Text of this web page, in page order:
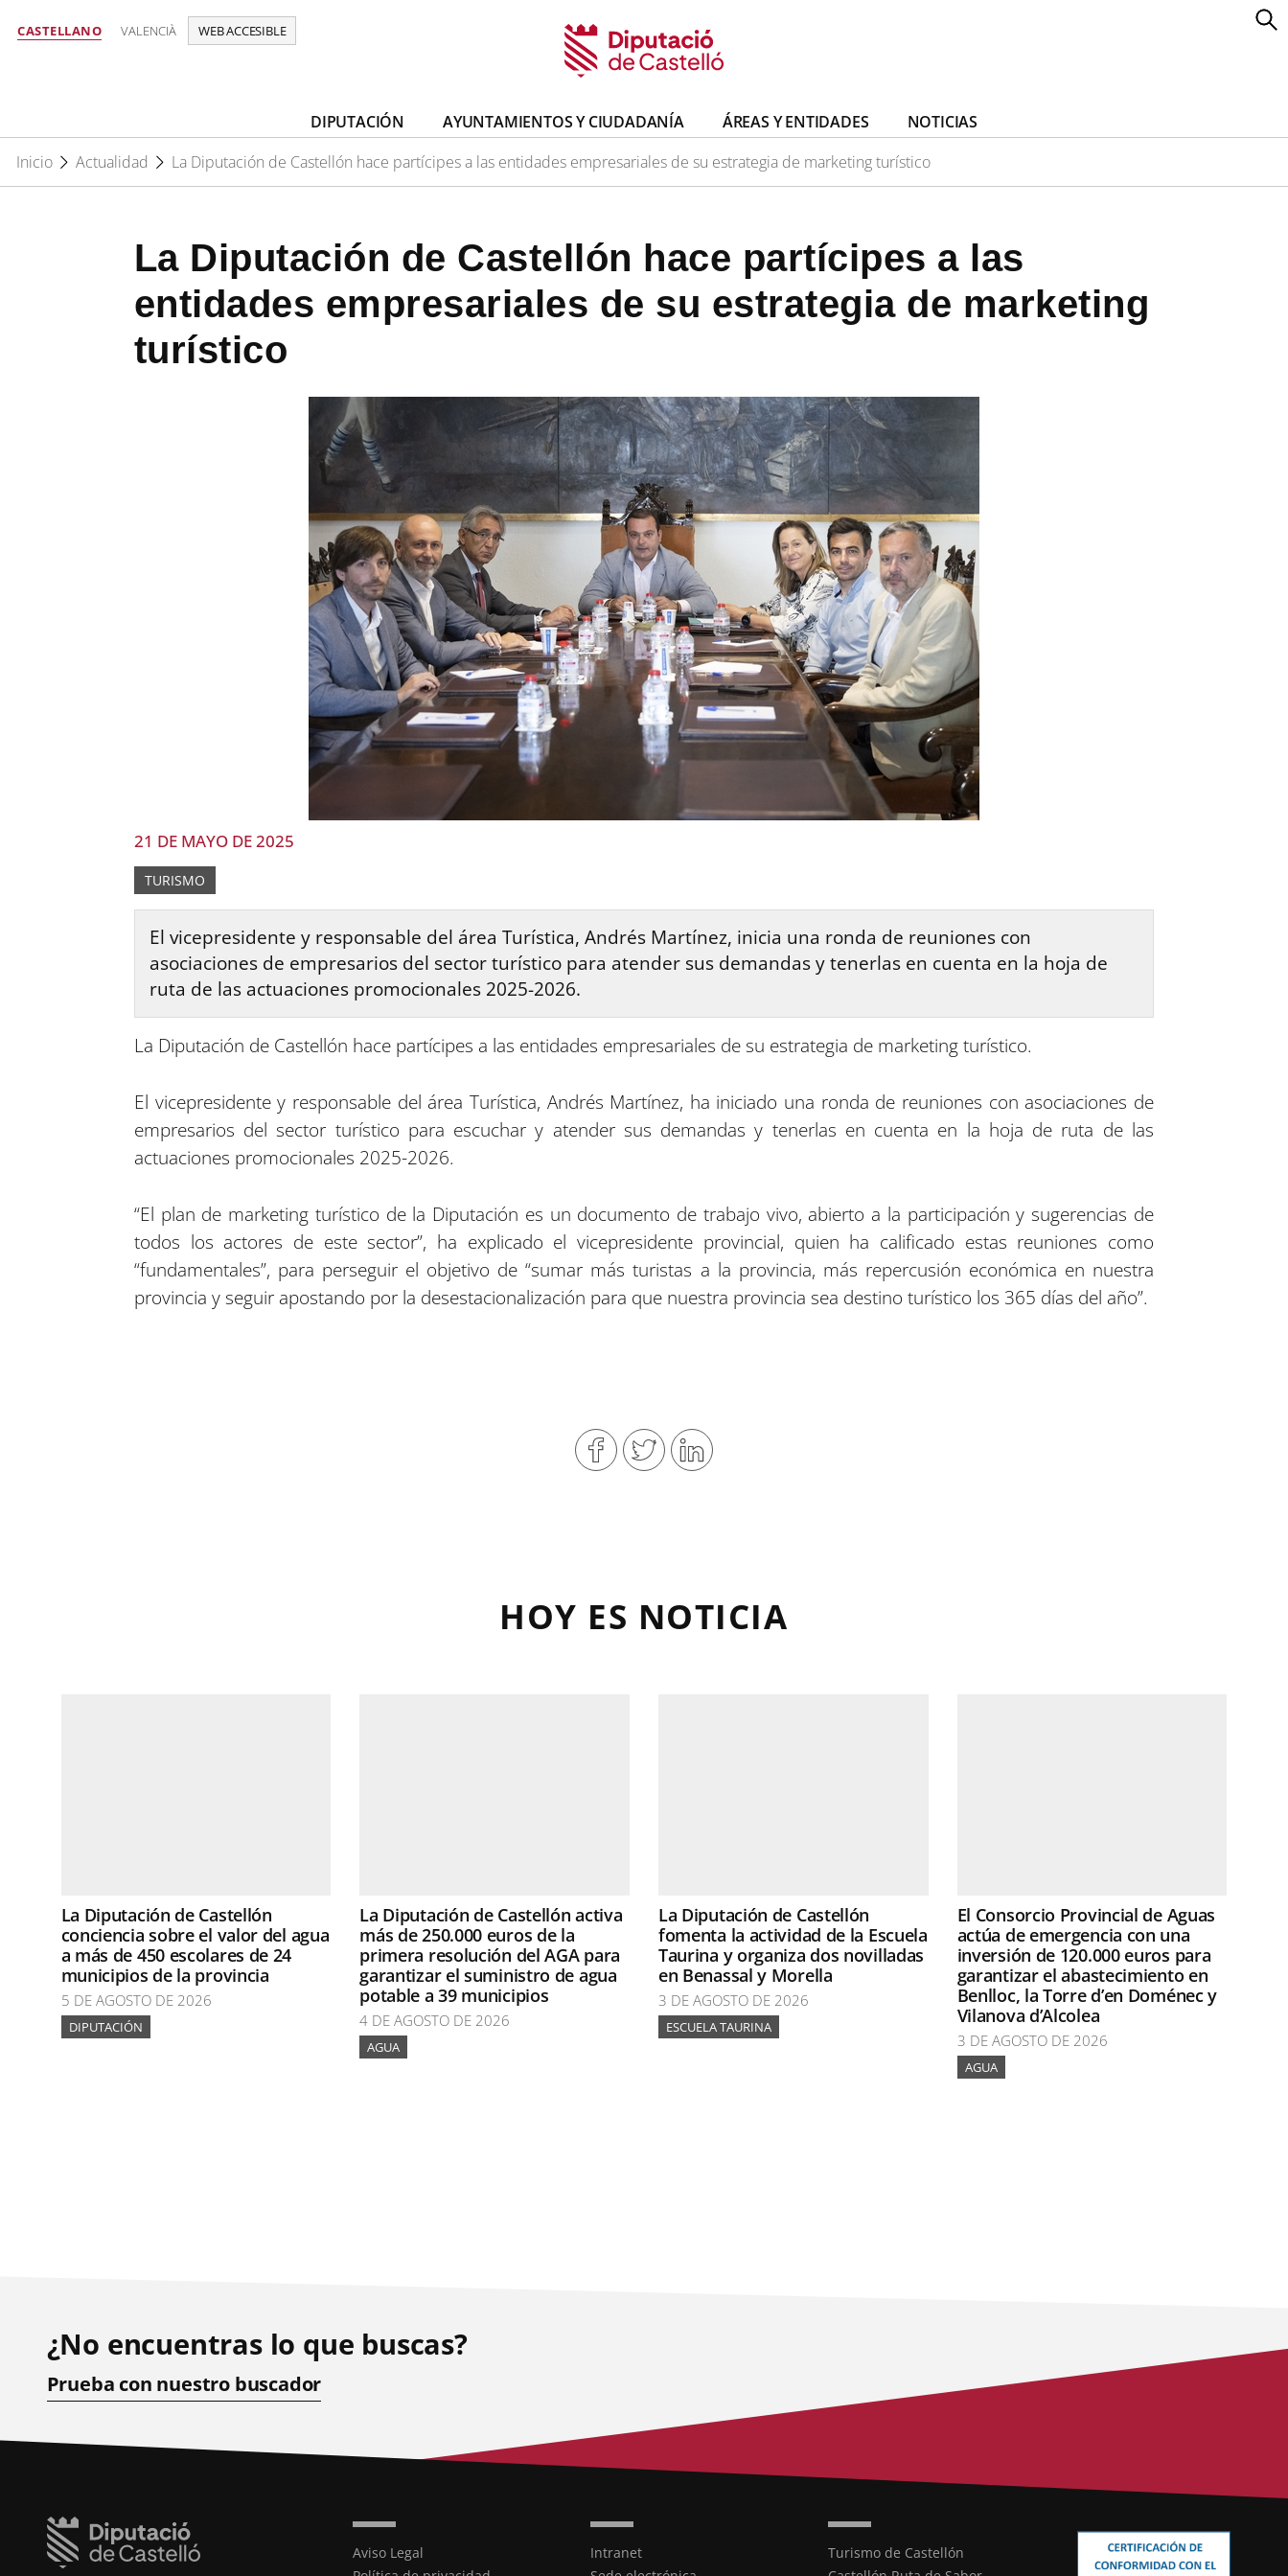
CASTELLANO VALENCIÀ WEB ACCESIBLE
DIPUTACIÓN AYUNTAMIENTOS Y CIUDADANÍA ÁREAS Y ENTIDADES
NOTICIAS
Inicio
Actualidad La Diputación de Castellón hace partícipes a las entidades empresariales de su estrategia de marketing turístico
La Diputación de Castellón hace partícipes a las
entidades empresariales de su estrategia de marketing
turístico
21 DE MAYO DE 2025
TURISMO
El vicepresidente y responsable del área Turística, Andrés Martínez, inicia una ronda de reuniones con
asociaciones de empresarios del sector turístico para atender sus demandas y tenerlas en cuenta en la hoja de
ruta de las actuaciones promocionales 2025-2026.
La Diputación de Castellón hace partícipes a las entidades empresariales de su estrategia de marketing turístico.
El vicepresidente y responsable del área Turística, Andrés Martínez, ha iniciado una ronda de reuniones con asociaciones de
empresarios del sector turístico para escuchar y atender sus demandas y tenerlas en cuenta en la hoja de ruta de las
actuaciones promocionales 2025-2026.
“El plan de marketing turístico de la Diputación es un documento de trabajo vivo, abierto a la participación y sugerencias de
todos los actores de este sector”, ha explicado el vicepresidente provincial, quien ha calificado estas reuniones como
“fundamentales”, para perseguir el objetivo de “sumar más turistas a la provincia, más repercusión económica en nuestra
provincia y seguir apostando por la desestacionalización para que nuestra provincia sea destino turístico los 365 días del año”.
HOY ES NOTICIA
La Diputación de Castellón
conciencia sobre el valor del agua
a más de 450 escolares de 24
municipios de la provincia
5 DE AGOSTO DE 2026
DIPUTACIÓN
La Diputación de Castellón activa
más de 250.000 euros de la
primera resolución del AGA para
garantizar el suministro de agua
potable a 39 municipios
4 DE AGOSTO DE 2026
AGUA
La Diputación de Castellón
fomenta la actividad de la Escuela
Taurina y organiza dos novilladas
en Benassal y Morella
3 DE AGOSTO DE 2026
ESCUELA TAURINA
El Consorcio Provincial de Aguas
actúa de emergencia con una
inversión de 120.000 euros para
garantizar el abastecimiento en
Benlloc, la Torre d’en Doménec y
Vilanova d’Alcolea
3 DE AGOSTO DE 2026
AGUA
¿No encuentras lo que buscas?
Prueba con nuestro buscador
Aviso Legal
Intranet
Turismo de Castellón